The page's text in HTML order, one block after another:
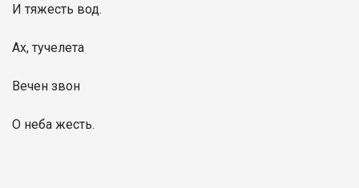
И тяжесть вод.
Ах, тучелета
Вечен звон
О неба жесть.